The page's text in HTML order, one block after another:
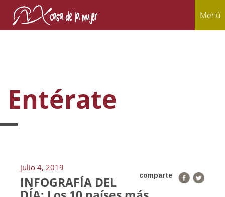
Menú
Entérate
julio 4, 2019
comparte
INFOGRAFÍA DEL